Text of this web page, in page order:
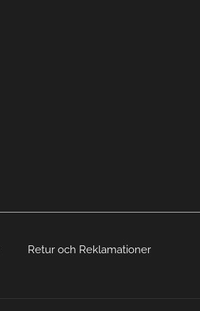
Retur och Reklamationer